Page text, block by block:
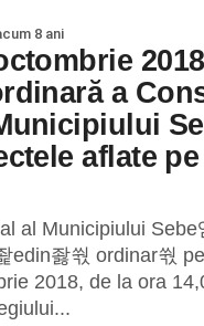
8 ani
a
aflate
al Municipiului Sebe
edin좛쒃 ordinar쒃
2018, de la ora